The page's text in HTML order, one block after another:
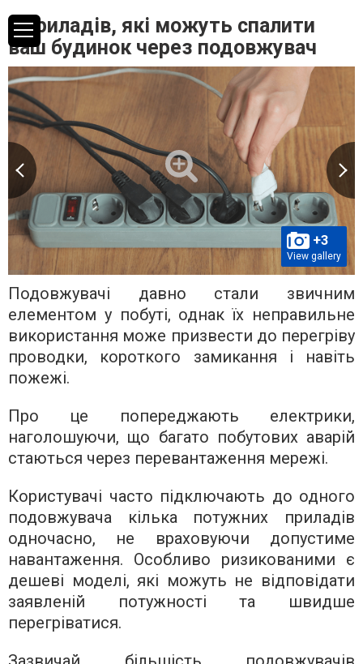
8 приладів, які можуть спалити
ваш будинок через подовжувач
+3
View gallery
Подовжувачі давно стали звичним
елементом у побуті, однак їх неправильне
використання може призвести до перегріву
проводки, короткого замикання і навіть
пожежі.
Про це попереджають електрики,
наголошуючи, що багато побутових аварій
стаються через перевантаження мережі.
Користувачі часто підключають до одного
подовжувача кілька потужних приладів
одночасно, не враховуючи допустиме
навантаження. Особливо ризикованими є
дешеві моделі, які можуть не відповідати
заявленій потужності та швидше
перегріватися.